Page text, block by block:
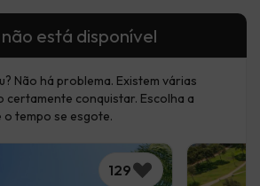
está disponível
Não há problema. Existem várias
certamente conquistar. Escolha a
tempo se esgote.
129